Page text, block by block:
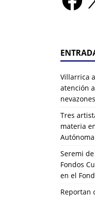
Villarrica
atención
Tres
materia
Seremi
Fondos
en el
Reportan